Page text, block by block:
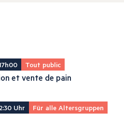
Tout public
et vente de pain
Uhr Für alle Altersgruppen